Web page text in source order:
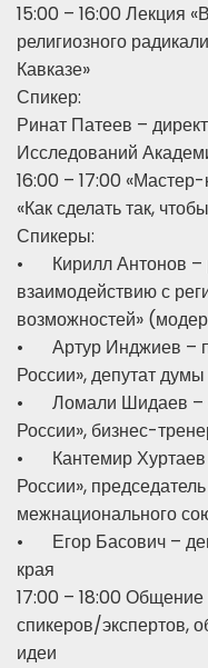
15:00 – 16:00 Лекция
религиозного
Кавказе»
Спикер:
Ринат Патеев –
Исследований
16:00 – 17:00
«Как сделать так,
Спикеры:
•
Кирилл Антонов –
взаимодействию с
возможностей»
•
Артур Инджиев –
России», депутат
•
Ломали Шидаев –
России», бизнес-
•
Кантемир
России»,
межнационального
•
Егор Басович –
края
17:00 – 18:00
спикеров/экспертов,
идеи